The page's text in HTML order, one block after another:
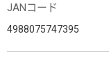
JANコード
4988075747395